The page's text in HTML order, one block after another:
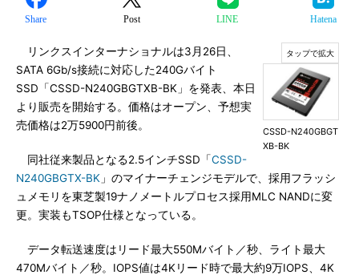
Share Post LINE Hatena
CSSD-N240GBGT
XB-BK
リンクスインターナショナルは3月26日、
SATA 6Gb/s接続に対応した240Gバイト
SSD「CSSD-N240GBGTXB-BK」を発表、本日
より販売を開始する。価格はオープン、予想実
売価格は2万5900円前後。
同社従来製品となる2.5インチSSD「CSSD-
N240GBGTX-BK 」のマイナーチェンジモデルで、採用フラッシ
ュメモリを東芝製19ナノメートルプロセス採用MLC NANDに変
更。実装もTSOP仕様となっている。
データ転送速度はリード最大550Mバイト／秒、ライト最大
470Mバイト／秒。IOPS値は4Kリード時で最大約9万IOPS、4K